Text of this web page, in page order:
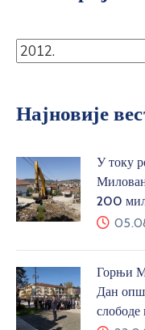
Најновије
У току
200
Горњи
Дан
слободе